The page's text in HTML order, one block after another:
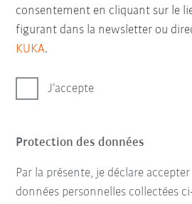
consentement en cliquant sur le
figurant dans la newsletter ou
KUKA.
J’accepte
Protection des données
Par la présente, je déclare
données personnelles collectées